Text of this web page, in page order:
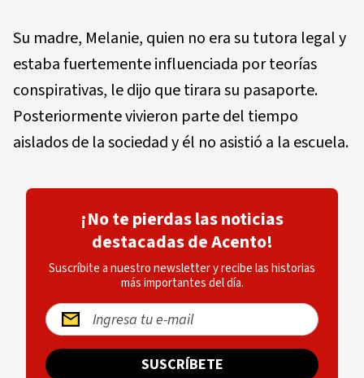
Su madre, Melanie, quien no era su tutora legal y
estaba fuertemente influenciada por teorías
conspirativas, le dijo que tirara su pasaporte.
Posteriormente vivieron parte del tiempo
aislados de la sociedad y él no asistió a la escuela.
¡No te pierdas las noticias
destacadas de Acento!
Suscríbite a nuestro newsletter y recibe las historias
más importantes del día.
SUSCRÍBETE